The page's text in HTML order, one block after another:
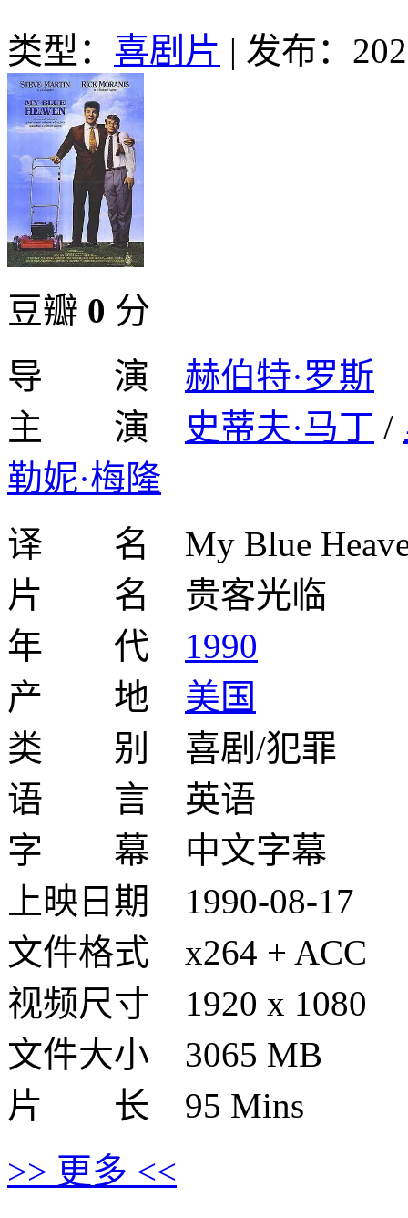
类型： 喜剧片 | 发布：
豆瓣 0 分
导 演 赫伯特·罗斯
主 演 史蒂夫·马丁 /
勒妮·梅隆
译 名 My Blue
片 名 贵客光临
年 代 1990
产 地 美国
类 别 喜剧/犯罪
语 言 英语
字 幕 中文字幕
上映日期 1990-08-17
文件格式 x264 + ACC
视频尺寸 1920 x 1080
文件大小 3065 MB
片 长 95 Mins
>> 更多 <<